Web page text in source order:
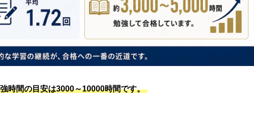
時間の目安は3000～10000時間です。